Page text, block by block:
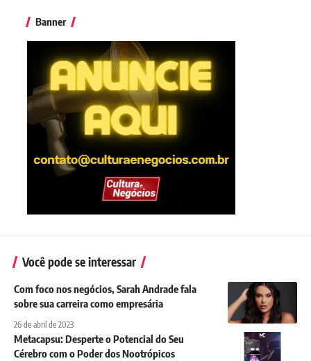
Banner
Você pode se interessar
Com foco nos negócios, Sarah Andrade fala
sobre sua carreira como empresária
26 de abril de 2023
Metacapsu: Desperte o Potencial do Seu
Cérebro com o Poder dos Nootrópicos